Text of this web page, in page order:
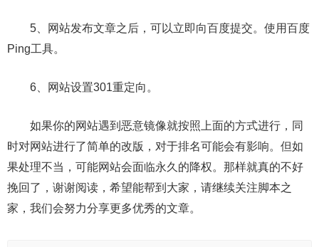
5、网站发布文章之后，可以立即向百度提交。使用百度
Ping工具。
6、网站设置301重定向。
如果你的网站遇到恶意镜像就按照上面的方式进行，同
时对网站进行了简单的改版，对于排名可能会有影响。但如
果处理不当，可能网站会面临永久的降权。那样就真的不好
挽回了，谢谢阅读，希望能帮到大家，请继续关注脚本之
家，我们会努力分享更多优秀的文章。